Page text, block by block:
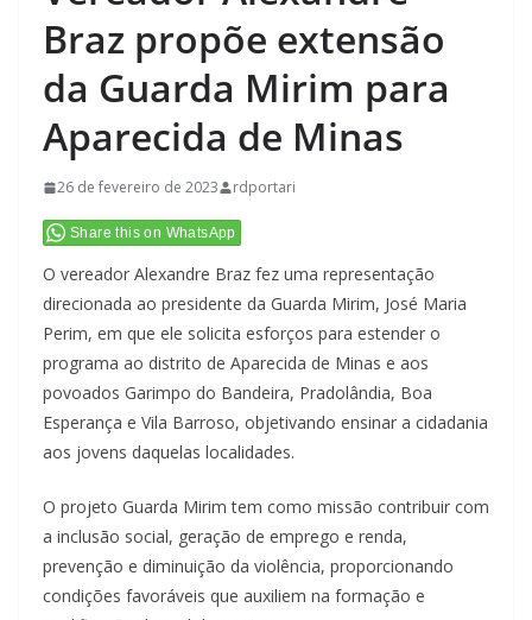
Braz propõe extensão
da Guarda Mirim para
Aparecida de Minas
26 de fevereiro de 2023 rdportari
Share this on WhatsApp
O vereador Alexandre Braz fez uma representação
direcionada ao presidente da Guarda Mirim, José Maria
Perim, em que ele solicita esforços para estender o
programa ao distrito de Aparecida de Minas e aos
povoados Garimpo do Bandeira, Pradolândia, Boa
Esperança e Vila Barroso, objetivando ensinar a cidadania
aos jovens daquelas localidades.
O projeto Guarda Mirim tem como missão contribuir com
a inclusão social, geração de emprego e renda,
prevenção e diminuição da violência, proporcionando
condições favoráveis que auxiliem na formação e